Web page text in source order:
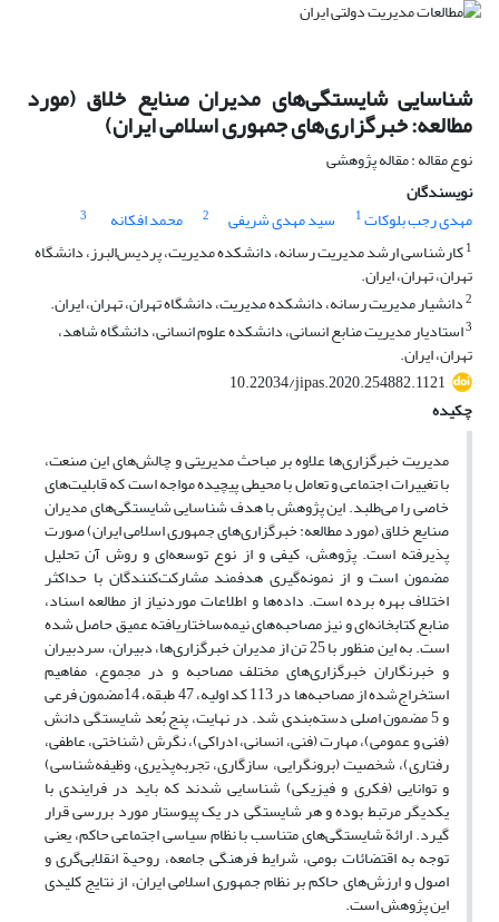
شناسایی شایستگی‌های مدیران صنایع خلاق (مورد
مطالعه: خبرگزاری‌های جمهوری اسلامی ایران)
نوع مقاله : مقاله پژوهشی
نویسندگان
مهدی رجب بلوکات1 سید مهدی شریفی 2 محمد افکانه
3
1کارشناسی ارشد مدیریت رسانه، دانشکده مدیریت، پردیس‌البرز، دانشگاه
تهران، تهران، ایران.
2دانشیار مدیریت رسانه، دانشکده مدیریت، دانشگاه تهران، تهران، ایران.
3استادیار مدیریت منابع انسانی، دانشکده علوم انسانی، دانشگاه شاهد،
تهران، ایران.
10.22034/jipas.2020.254882.1121
چکیده
مدیریت خبرگزاری‌ها‌ علاوه بر مباحث مدیریتی و چالش‌های این صنعت،
با تغییرات اجتماعی و تعامل با محیطی پیچیده مواجه است که قابلیت‌های
خاصی را می‌طلبد. این پژوهش با هدف شناسایی شایستگی‌های مدیران
صنایع خلاق (مورد مطالعه: خبرگزاری‌های جمهوری اسلامی ایران) صورت
پذیرفته ‌است. پژوهش، کیفی و از نوع توسعه‌ای و روش آن تحلیل
مضمون است و از نمونه‌گیری هدفمند مشارکت‌کنندگان با حداکثر
اختلاف بهره برده است. داده‌ها و اطلاعات موردنیاز از مطالعه اسناد،
منابع کتابخانه‌ای و نیز مصاحبه‌های نیمه‌ساختاریافته عمیق حاصل شده
است. به‌ این منظور با 25 تن از مدیران خبرگزاری‌ها، دبیران، سردبیران
و خبرنگاران خبرگزاری‌های مختلف مصاحبه و در مجموع، مفاهیم
استخراج‌شده از مصاحبه‌ها در 113 کد اولیه، 47 طبقه، 14مضمون فرعی
و 5 مضمون اصلی دسته‌بندی‌ شد. در نهایت، پنج بُعد شایستگی دانش
(فنی و عمومی)، مهارت (فنی، انسانی، ادراکی)، نگرش (شناختی، عاطفی،
رفتاری)، شخصیت (برونگرایی، سازگاری، تجربه‌پذیری، وظیفه‌شناسی)
و توانایی (فکری و فیزیکی) شناسایی شدند که باید در فرایندی با
یکدیگر مرتبط بوده و هر شایستگی در یک پیوستار مورد بررسی قرار
گیرد. ارائة شایستگی‌های متناسب با نظام سیاسی اجتماعی حاکم، یعنی
توجه به اقتضائات بومی، شرایط فرهنگی جامعه، روحیة انقلابی‌گری و
اصول و ارزش‌های حاکم بر نظام جمهوری اسلامی ایران، از نتایج کلیدی
این پژوهش است.